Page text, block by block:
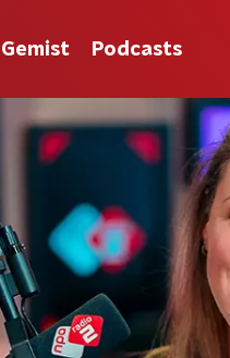
Gemist Podcasts